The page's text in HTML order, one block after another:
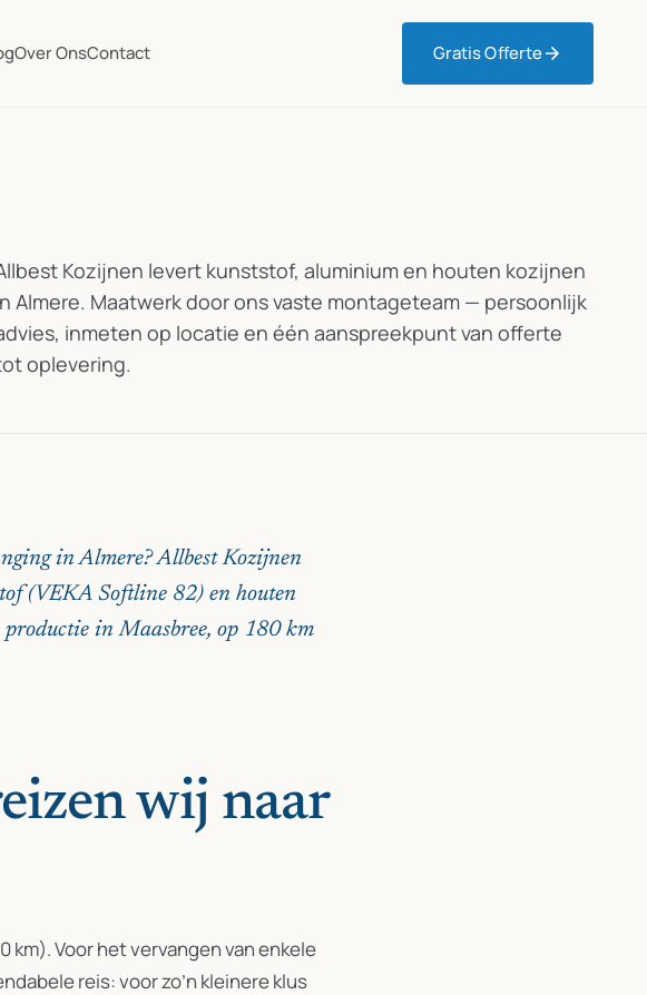
Over OnsContact Gratis Offerte
Kozijnen levert kunststof, aluminium en houten kozijnen
Almere. Maatwerk door ons vaste montageteam — persoonlijk
inmeten op locatie en één aanspreekpunt van offerte
oplevering.
in Almere? Allbest Kozijnen
(VEKA Softline 82) en houten
in Maasbree, op 180 km
wij naar
km). Voor het vervangen van enkele
reis: voor zo’n kleinere klus